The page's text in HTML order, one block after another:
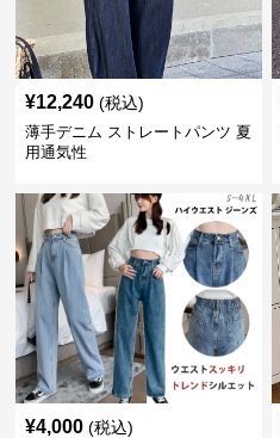
¥12,240 (税込)
薄手デニム ストレートパンツ 夏
用通気性
¥4,000 (税込)